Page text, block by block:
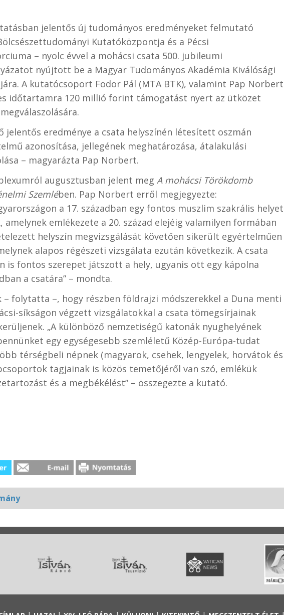
jelentős új tudományos eredményeket felmutató
Kutatóközpontja és a Pécsi
– nyolc évvel a mohácsi csata 500. jubileumi
nyújtott be a Magyar Tudományos Akadémia Kiválósági
A kutatócsoport Fodor Pál (MTA BTK), valamint Pap Norbert
időtartamra 120 millió forint támogatást nyert az ütközet
jelentős eredménye a csata helyszínén létesített oszmán
azonosítása, jellegének meghatározása, átalakulási
– magyarázta Pap Norbert.
augusztusban jelent meg A mohácsi Törökdomb
Szemlében. Pap Norbert erről megjegyezte:
a 17. században egy fontos muszlim szakrális helyet
emlékezete a 20. század elejéig valamilyen formában
helyszín megvizsgálását követően sikerült egyértelműen
alapos régészeti vizsgálata ezután következik. A csata
is fontos szerepet játszott a hely, ugyanis ott egy kápolna
a csatára” – mondta.
folytatta –, hogy részben földrajzi módszerekkel a Duna menti
síkságon végzett vizsgálatokkal a csata tömegsírjainak
„A különböző nemzetiségű katonák nyughelyének
egy egységesebb szemléletű Közép-Európa-tudat
térségbeli népnek (magyarok, csehek, lengyelek, horvátok és
tagjainak is közös temetőjéről van szó, emlékük
és a megbékélést” – összegezte a kutató.